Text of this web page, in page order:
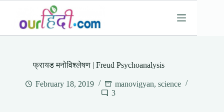
content
फ्रायड मनोविश्लेषण | Freud Psychoanalysis
February 18, 2019 manovigyan, science
3